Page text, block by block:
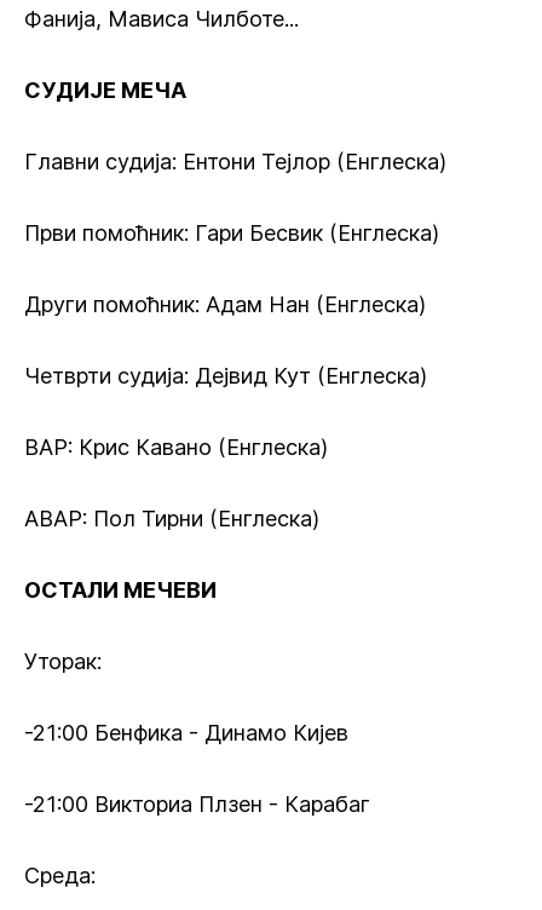
Фанија, Мависа Чилботе...
СУДИЈЕ МЕЧА
Главни судија: Ентони Тејлор (Енглеска)
Први помоћник: Гари Бесвик (Енглеска)
Други помоћник: Адам Нан (Енглеска)
Четврти судија: Дејвид Кут (Енглеска)
ВАР: Крис Кавано (Енглеска)
АВАР: Пол Тирни (Енглеска)
ОСТАЛИ МЕЧЕВИ
Уторак:
-21:00 Бенфика - Динамо Кијев
-21:00 Викториа Плзен - Карабаг
Среда: